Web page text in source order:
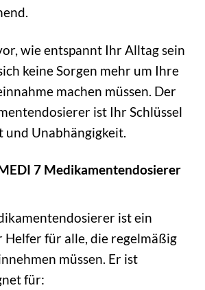
wie entspannt Ihr Alltag sein
keine Sorgen mehr um Ihre
machen müssen. Der
ist Ihr Schlüssel
und Unabhängigkeit.
7 Medikamentendosierer
ist ein
für alle, die regelmäßig
müssen. Er ist
für: